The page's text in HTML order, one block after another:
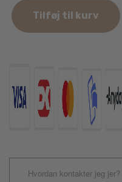
Dekal
Groenendael
2stk.
Tilføj til kurv
Hvordan kontakter jeg jer?